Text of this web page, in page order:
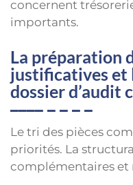
concernent
importants.
La préparation
justificatives et
dossier d’audit
Le tri des pièces
priorités. La
complémentaires et